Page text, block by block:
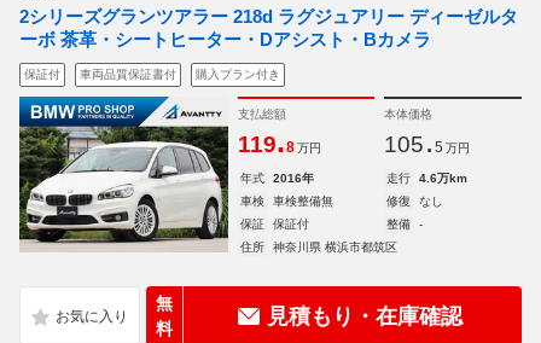
2シリーズグランツアラー 218d ラグジュアリー ディーゼルタ
ーボ 茶革・シートヒーター・Dアシスト・Bカメラ
保証付 車両品質保証書付 購入プラン付き
支払総額
119.8 万円
本体価格
105. 5 万円
年式 2016年 走行
4.6万km
車検
車検整備無 修復
なし
保証
保証付 整備
-
住所
神奈川県 横浜市都筑区
無
料
見積もり・在庫確認